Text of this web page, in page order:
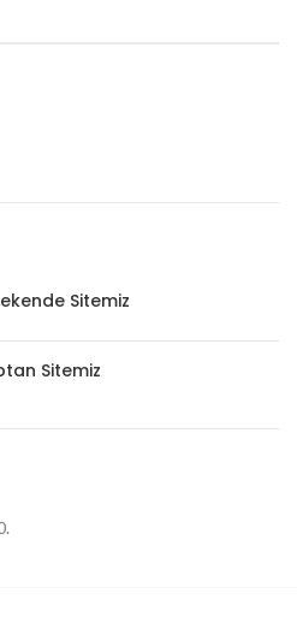
Sitemiz
Sitemiz